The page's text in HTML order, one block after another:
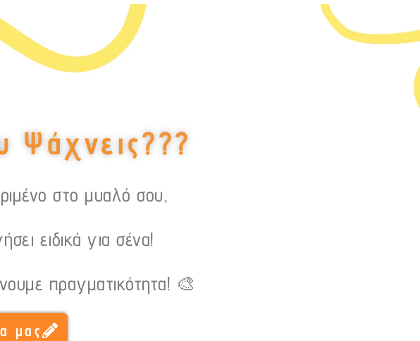
Ψάχνεις???
στο μυαλό σου,
ειδικά για σένα!
πραγματικότητα! 🎨
μας